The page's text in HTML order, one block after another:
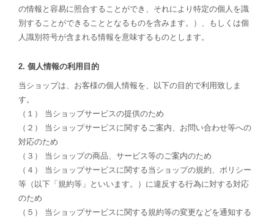
の情報と容易に照合することができ、それにより特定の個人を識
別することができることとなるものを含みます。）、もしくは個
人識別符号が含まれる情報を意味するものとします。
2. 個人情報の利用目的
当ショップは、お客様の個人情報を、以下の目的で利用致しま
す。
（１） 当ショップサービスの提供のため
（２） 当ショップサービスに関するご案内、お問い合わせ等への
対応のため
（３） 当ショップの商品、サービス等のご案内のため
（４） 当ショップサービスに関する当ショップの規約、ポリシー
等（以下「規約等」といいます。）に違反する行為に対する対応
のため
（５） 当ショップサービスに関する規約等の変更などを通知する